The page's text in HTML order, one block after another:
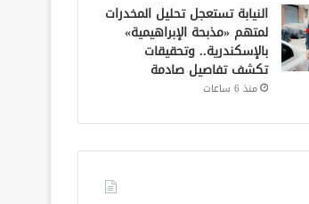
النيابة تستعجل تحليل المخدرات
لمتهم «مذبحة الإبراهيمية»
بالإسكندرية.. وتحقيقات
تكشف تفاصيل صادمة
منذ 6 ساعات